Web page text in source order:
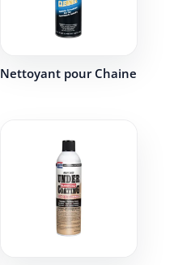
Nettoyant pour Chaine